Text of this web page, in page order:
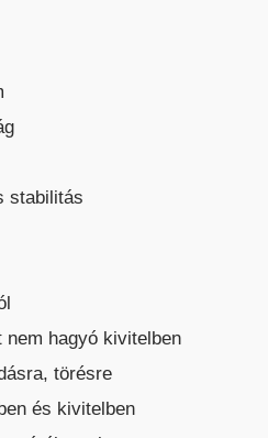
stabilitás
hagyó kivitelben
törésre
és kivitelben